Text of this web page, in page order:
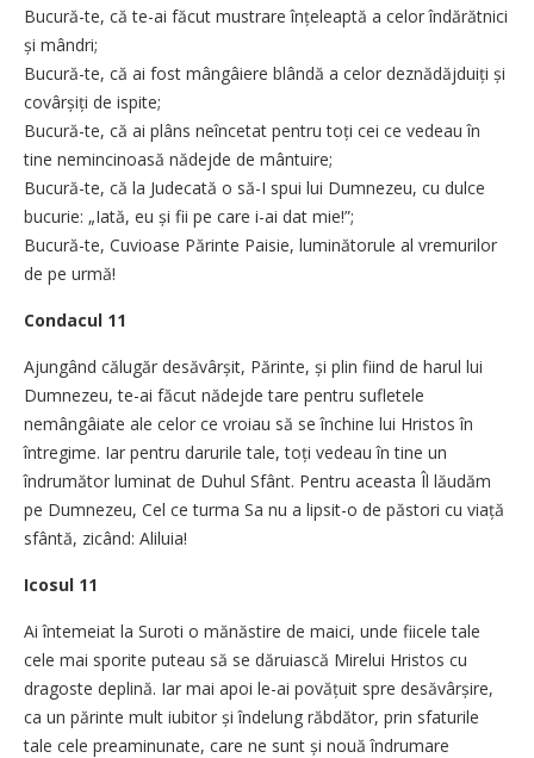
Bucură-te, că te-ai făcut mustrare înțeleaptă a celor îndărătnici
și mândri;
Bucură-te, că ai fost mângâiere blândă a celor deznădăjduiți și
covârșiți de ispite;
Bucură-te, că ai plâns neîncetat pentru toți cei ce vedeau în
tine nemincinoasă nădejde de mântuire;
Bucură-te, că la Judecată o să-I spui lui Dumnezeu, cu dulce
bucurie: „Iată, eu și fii pe care i-ai dat mie!”;
Bucură-te, Cuvioase Părinte Paisie, luminătorule al vremurilor
de pe urmă!
Condacul 11
Ajungând călugăr desăvârșit, Părinte, și plin fiind de harul lui
Dumnezeu, te-ai făcut nădejde tare pentru sufletele
nemângâiate ale celor ce vroiau să se închine lui Hristos în
întregime. Iar pentru darurile tale, toți vedeau în tine un
îndrumător luminat de Duhul Sfânt. Pentru aceasta Îl lăudăm
pe Dumnezeu, Cel ce turma Sa nu a lipsit-o de păstori cu viață
sfântă, zicând: Aliluia!
Icosul 11
Ai întemeiat la Suroti o mănăstire de maici, unde fiicele tale
cele mai sporite puteau să se dăruiască Mirelui Hristos cu
dragoste deplină. Iar mai apoi le-ai povățuit spre desăvârșire,
ca un părinte mult iubitor și îndelung răbdător, prin sfaturile
tale cele preaminunate, care ne sunt și nouă îndrumare